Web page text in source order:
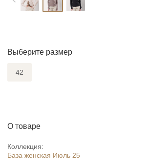
Выберите размер
42
О товаре
Коллекция:
База женская Июль 25